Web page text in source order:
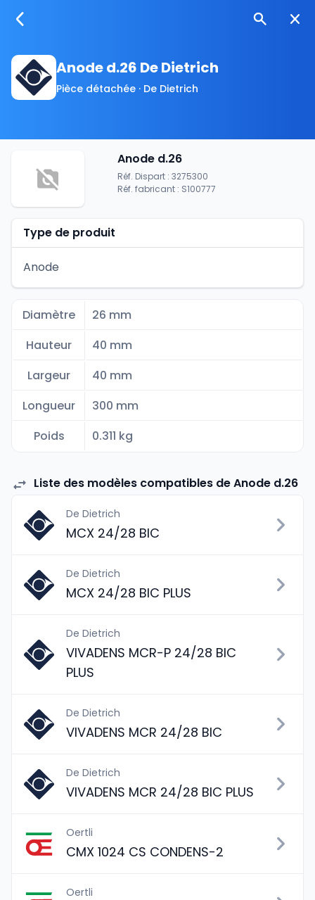
Anode d.26 De Dietrich
Pièce détachée · De Dietrich
Anode d.26
Réf. Dispart : 3275300
Réf. fabricant : S100777
Type de produit
Anode
Diamètre
26 mm
Hauteur
40 mm
Largeur
40 mm
Longueur
300 mm
Poids
0.311 kg
Liste des modèles compatibles de Anode d.26
De Dietrich
MCX 24/28 BIC
De Dietrich
MCX 24/28 BIC PLUS
De Dietrich
VIVADENS MCR-P 24/28 BIC
PLUS
De Dietrich
VIVADENS MCR 24/28 BIC
De Dietrich
VIVADENS MCR 24/28 BIC PLUS
Oertli
CMX 1024 CS CONDENS-2
Oertli